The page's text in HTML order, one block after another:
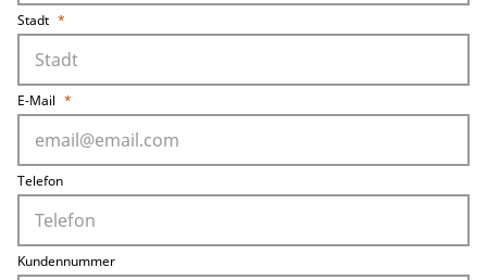
Stadt *
E-Mail *
Telefon
Kundennummer